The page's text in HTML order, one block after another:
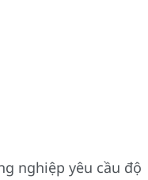
nghiệp yêu cầu độ